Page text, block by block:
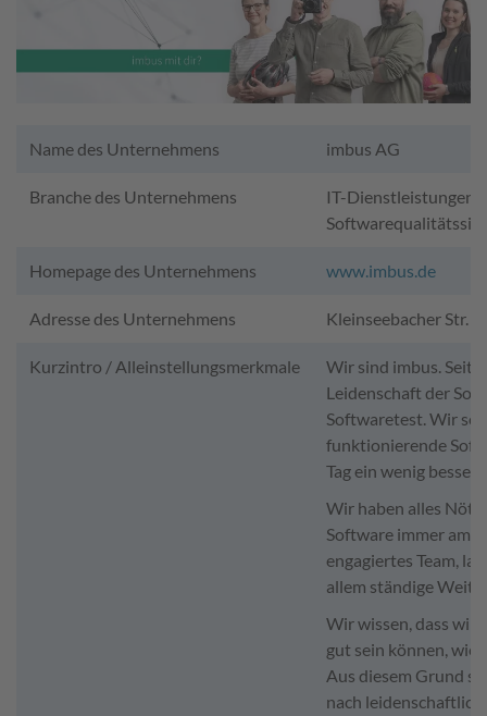
Name des Unternehmens imbus AG
Branche des Unternehmens
IT-Dienstleistungen,
Homepage des Unternehmens www.imbus.de
Adresse des Unternehmens Kleinseebacher Str.
Kurzintro / Alleinstellungsmerkmale
Wir sind imbus. Seit
Leidenschaft der
Softwaretest. Wir
funktionierende
Tag ein wenig besser
Wir haben alles
Software immer am
engagiertes Team,
allem ständige
Wir wissen, dass wir
gut sein können,
Aus diesem Grund
nach